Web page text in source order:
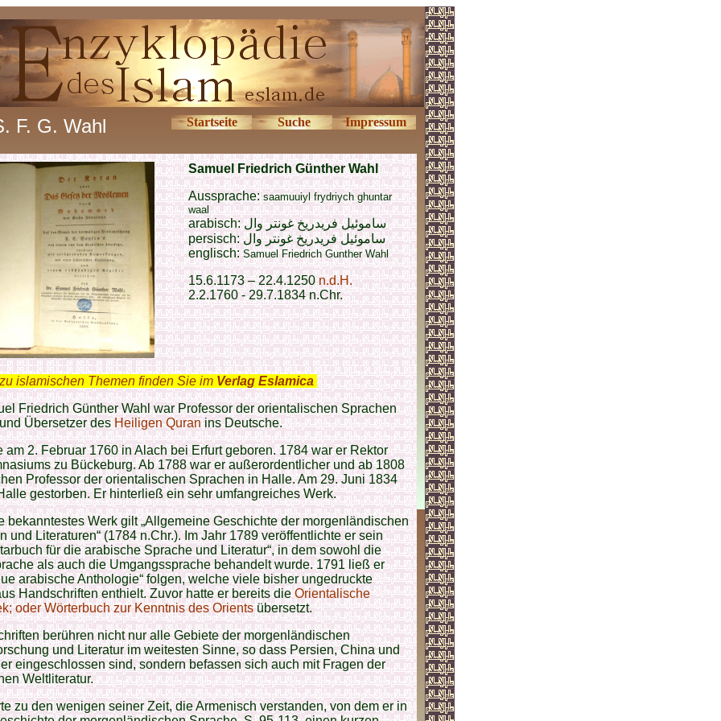
F. G. Wahl Startseite Suche Impressum
Samuel Friedrich Günther Wahl
Aussprache:saamuuiyl frydriych ghuntar
waal
arabisch:ساموئيل فريدريخ غونتر وال
persisch:ساموئيل فريدريخ غونتر وال
englisch: Samuel Friedrich Gunther Wahl
15.6.1173 – 22.4.1250 n.d.H.
2.2.1760 - 29.7.1834 n.Chr.
islamischen Themen finden Sie im Verlag Eslamica
Friedrich Günther Wahl war Professor der orientalischen Sprachen
Übersetzer desHeiligen Quranins Deutsche.
am 2. Februar 1760 in Alach bei Erfurt geboren. 1784 war er Rektor
zu Bückeburg. Ab 1788 war er außerordentlicher und ab 1808
Professor der orientalischen Sprachen in Halle. Am 29. Juni 1834
gestorben. Er hinterließ ein sehr umfangreiches Werk.
bekanntestes Werk gilt „Allgemeine Geschichte der morgenländischen
und Literaturen“ (1784 n.Chr.). Im Jahr 1789 veröffentlichte er sein
für die arabische Sprache und Literatur“, in dem sowohl die
als auch die Umgangssprache behandelt wurde. 1791 ließ er
arabische Anthologie“ folgen, welche viele bisher ungedruckte
Handschriften enthielt. Zuvor hatte er bereits dieOrientalische
oder Wörterbuch zur Kenntnis des Orientsübersetzt.
berühren nicht nur alle Gebiete der morgenländischen
und Literatur im weitesten Sinne, so dass Persien, China und
eingeschlossen sind, sondern befassen sich auch mit Fragen der
Weltliteratur.
zu den wenigen seiner Zeit, die Armenisch verstanden, von dem er in